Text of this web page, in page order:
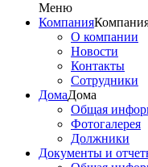
Меню
Компания
О компании
Новости
Контакты
Сотрудники
ДомаДома
Общая
Фотогалерея
Должники
Документы и